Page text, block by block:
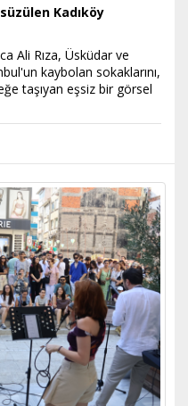
süzülen Kadıköy
Ali Rıza, Üsküdar ve
kaybolan sokaklarını,
taşıyan eşsiz bir görsel